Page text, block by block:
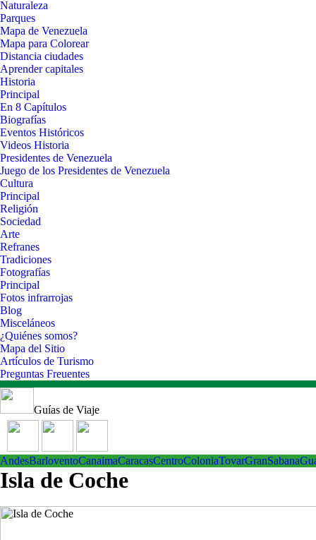
Naturaleza
Parques
Mapa de Venezuela
Mapa para Colorear
Distancia ciudades
Aprender capitales
Historia
Principal
En 8 Capítulos
Biografías
Eventos Históricos
Videos Historia
Presidentes de Venezuela
Juego de los Presidentes de Venezuela
Cultura
Principal
Religión
Sociedad
Arte
Refranes
Tradiciones
Fotografías
Principal
Fotos infrarrojas
Blog
Misceláneos
¿Quiénes somos?
Mapa del Sitio
Artículos de Turismo
Preguntas Freuentes
Guías de Viaje
AndesBarloventoCanaimaCaracasCentroColoniaTovarGranSabana
Isla de Coche